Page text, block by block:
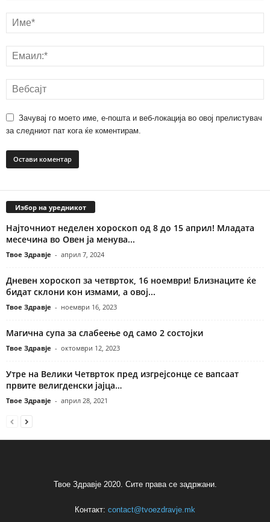
Зачувај го моето име, е-пошта и веб-локација во овој прелистувач
за следниот пат кога ќе коментирам.
Избор на уредникот
Најточниот неделен хороскоп од 8 до 15 април! Младата
месечина во Овен ја менува...
Твое Здравје - април 7, 2024
Дневен хороскоп за четврток, 16 ноември! Близнаците ќе
бидат склони кон измами, а овој...
Твое Здравје - ноември 16, 2023
Магична супа за слабеење од само 2 состојки
Твое Здравје - октомври 12, 2023
Утре на Велики Четврток пред изгрејсонце се вапсаат
првите велигденски јајца…
Твое Здравје - април 28, 2021
Твое Здравје 2020. Сите права се задржани.
Контакт: contact@tvoezdravje.mk